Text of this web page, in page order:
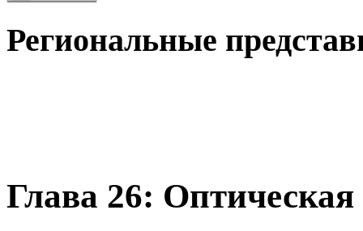
Региональные
Глава 26: